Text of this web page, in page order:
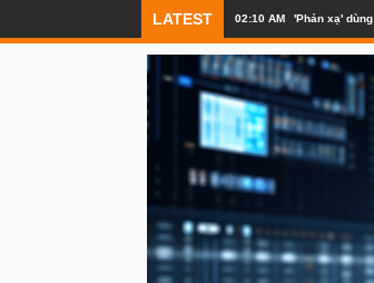
LATEST 02:10 AM 'Phản xạ'